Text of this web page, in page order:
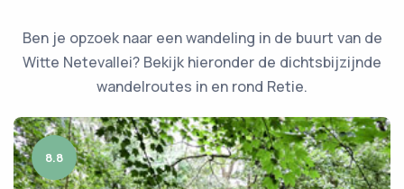
Ben je opzoek naar een wandeling in de buurt van de
Witte Netevallei? Bekijk hieronder de dichtsbijzijnde
wandelroutes in en rond Retie.
8.8